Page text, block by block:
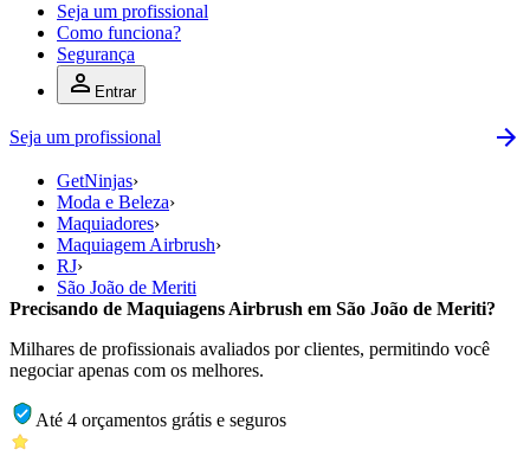
Seja um profissional
Como funciona?
Segurança
Entrar
Seja um profissional
GetNinjas›
Moda e Beleza›
Maquiadores›
Maquiagem Airbrush›
RJ›
São João de Meriti
Precisando de Maquiagens Airbrush em São João de Meriti?
Milhares de profissionais avaliados por clientes, permitindo você
negociar apenas com os melhores.
Até 4 orçamentos grátis e seguros